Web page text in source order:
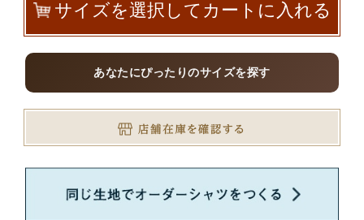
サイズを選択してカートに入れる
あなたにぴったりのサイズを探す